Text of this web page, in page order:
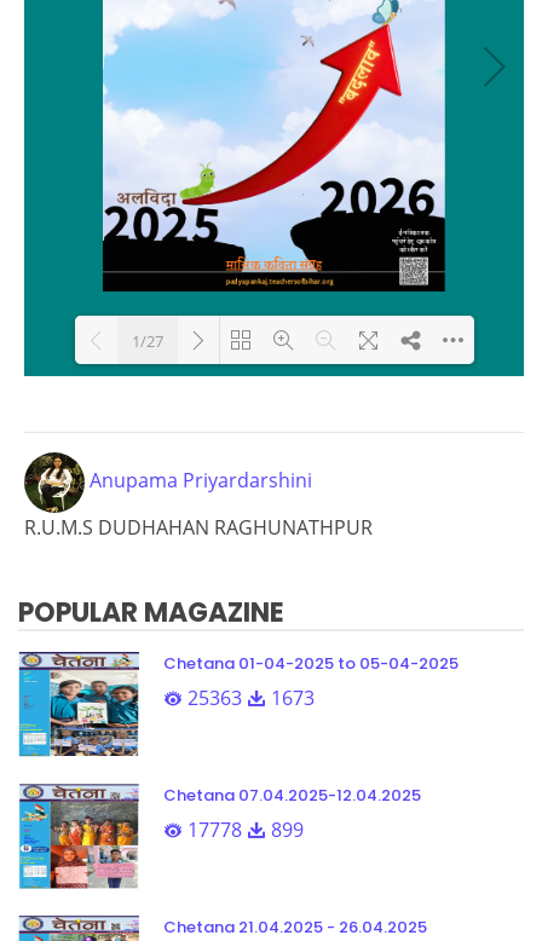
1/27
Anupama Priyardarshini
R.U.M.S DUDHAHAN RAGHUNATHPUR
POPULAR MAGAZINE
Chetana 01-04-2025 to 05-04-2025
25363 1673
Chetana 07.04.2025-12.04.2025
17778 899
Chetana 21.04.2025 - 26.04.2025